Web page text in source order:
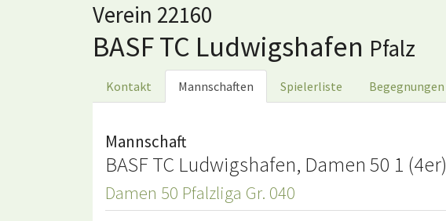
Verein 22160
BASF TC Ludwigshafen Pfalz
Kontakt Mannschaften Spielerliste Begegnungen
Mannschaft
BASF TC Ludwigshafen, Damen 50 1 (4er)
Damen 50 Pfalzliga Gr. 040